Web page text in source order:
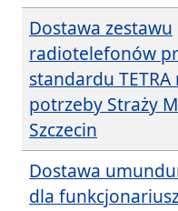
Dostawa zestawu
radiotelefonów
standardu TETRA
potrzeby Straży
Szczecin
Dostawa
dla